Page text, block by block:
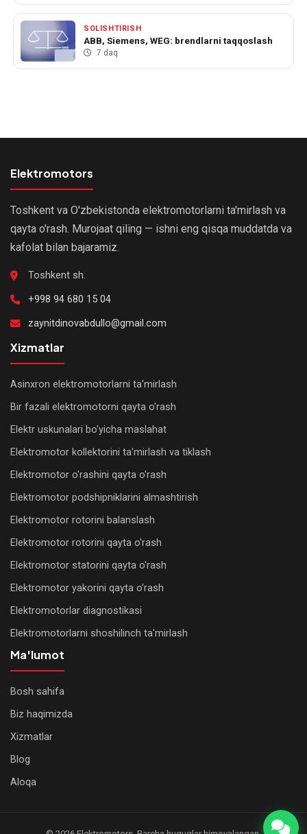
SOLISHTIRISH
ABB, Siemens, WEG: brendlarni taqqoslash
7 daq
Elektromotors
Toshkent va O'zbekistonda elektromotorlarni ta'mirlash va
qayta o'rash. Murojaat qiling — ishni eng qisqa muddatda va
kafolat bilan bajaramiz.
Toshkent sh.
+998 94 680 15 04
zaynitdinovabdullo@gmail.com
Xizmatlar
Asinxron elektromotorlarni ta'mirlash
Bir fazali elektromotorni qayta o'rash
Elektr uskunalari bo'yicha maslahat
Elektromotor kollektorini ta'mirlash va tiklash
Elektromotor o'rashini qayta o'rash
Elektromotor podshipniklarini almashtirish
Elektromotor rotorini balanslash
Elektromotor rotorini qayta o'rash
Elektromotor statorini qayta o'rash
Elektromotor yakorini qayta o'rash
Elektromotorlar diagnostikasi
Elektromotorlarni shoshilinch ta'mirlash
Ma'lumot
Bosh sahifa
Biz haqimizda
Xizmatlar
Blog
Aloqa